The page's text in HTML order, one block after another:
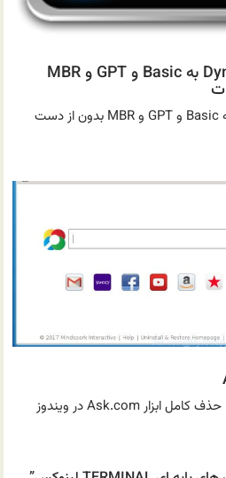
تبدیل هارد دیسک Dynamic به Basic و GPT و MBR
تبدیل هارد دیسک Dynamic به Basic و GPT و MBR بدون از دست
یکی از پرسش‌های اخیر کاربران،‌ حذف کامل ابزار Ask.com در ویندوز